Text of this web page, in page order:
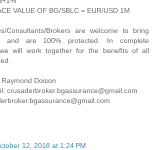
VALUE OF BG/SBLC = EUR/USD 1M
Consultants/Brokers are welcome to bring
and are 100% protected. In complete
will work together for the benefits of all
Doison
crusaderbroker.bgassurance@gmail.com
12, 2018 at 1:24 PM